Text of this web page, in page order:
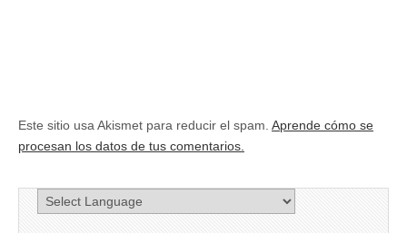
Este sitio usa Akismet para reducir el spam. Aprende cómo se
procesan los datos de tus comentarios.